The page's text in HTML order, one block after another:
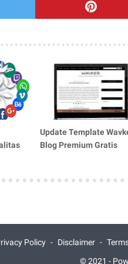
Update Template
Blog Premium Gratis
Policy Disclaimer
© 2021 -